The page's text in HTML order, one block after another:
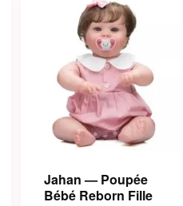
Jahan — Poupée
Bébé Reborn Fille